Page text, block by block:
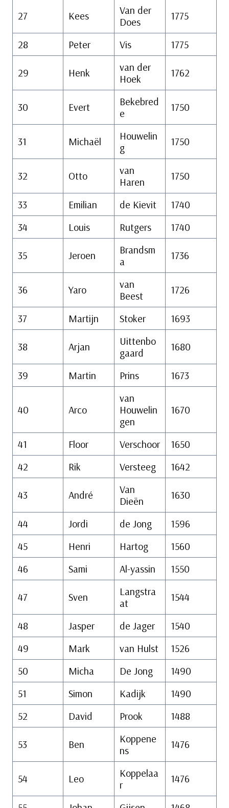
27 Kees
Van der
Does
1775
28 Peter Vis 1775
29 Henk
van der
Hoek
1762
30 Evert
Bekebred
e
1750
31 Michaël
Houwelin
g
1750
32 Otto
van
Haren
1750
33 Emilian de Kievit
1740
34
Louis Rutgers 1740
35 Jeroen
Brandsm
a
1736
36 Yaro
van
Beest
1726
37 Martijn Stoker 1693
38 Arjan
Uittenbo
gaard
1680
39 Martin Prins 1673
40 Arco
van
Houwelin
gen
1670
41 Floor Verschoor
1650
42
Rik Versteeg 1642
43 André
Van
Dieën
1630
44 Jordi de Jong
1596
45
Henri Hartog
1560
46
Sami Al-yassin 1550
47 Sven
Langstra
at
1544
48 Jasper de Jager
1540
49
Mark van Hulst
1526
50
Micha De Jong
1490
51
Simon Kadijk
1490
52
David Prook 1488
53 Ben
Koppene
ns
1476
54 Leo
Koppelaa
r
1476